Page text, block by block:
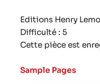
Editions Henry
Difficulté : 5
Cette pièce est
Sample Pages